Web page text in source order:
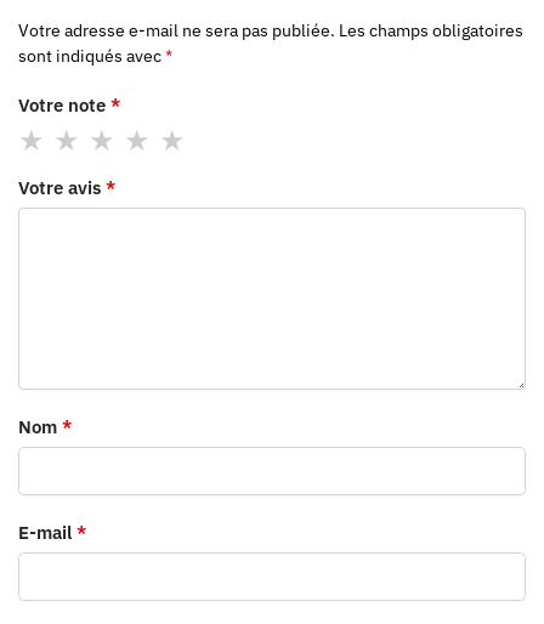
Votre adresse e-mail ne sera pas publiée. Les champs obligatoires
sont indiqués avec*
Votre note *
Votre avis *
Nom *
E-mail *